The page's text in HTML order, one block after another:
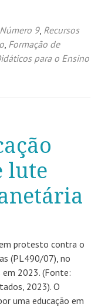
Número 9, Recursos
, Formação de
para o Ensino
lute
protesto contra o
(PL490/07), no
em 2023. (Fonte:
2023). O
uma educação em